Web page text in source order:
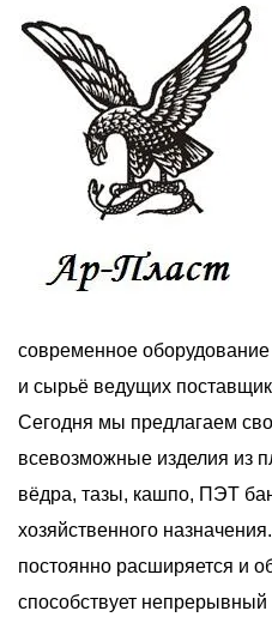
современное
и сырьё ведущих
Сегодня мы предлагаем
всевозможные изделия из
вёдра, тазы, кашпо, ПЭТ
хозяйственного
постоянно расширяется и
способствует непрерывный